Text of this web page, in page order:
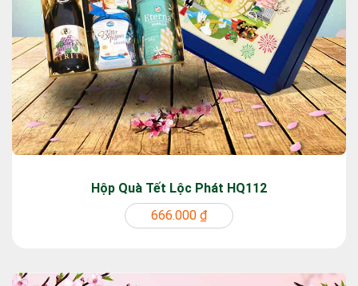
Hộp Quà Tết Lộc Phát HQ112
666.000 ₫